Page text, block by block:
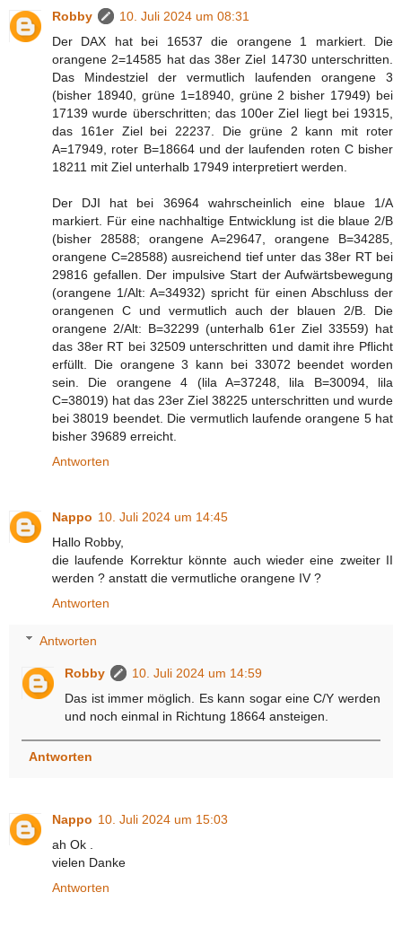
Robby
10. Juli 2024 um 08:31
Der DAX hat bei 16537 die orangene 1 markiert. Die
orangene 2=14585 hat das 38er Ziel 14730 unterschritten.
Das Mindestziel der vermutlich laufenden orangene 3
(bisher 18940, grüne 1=18940, grüne 2 bisher 17949) bei
17139 wurde überschritten; das 100er Ziel liegt bei 19315,
das 161er Ziel bei 22237. Die grüne 2 kann mit roter
A=17949, roter B=18664 und der laufenden roten C bisher
18211 mit Ziel unterhalb 17949 interpretiert werden.
Der DJI hat bei 36964 wahrscheinlich eine blaue 1/A
markiert. Für eine nachhaltige Entwicklung ist die blaue 2/B
(bisher 28588; orangene A=29647, orangene B=34285,
orangene C=28588) ausreichend tief unter das 38er RT bei
29816 gefallen. Der impulsive Start der Aufwärtsbewegung
(orangene 1/Alt: A=34932) spricht für einen Abschluss der
orangenen C und vermutlich auch der blauen 2/B. Die
orangene 2/Alt: B=32299 (unterhalb 61er Ziel 33559) hat
das 38er RT bei 32509 unterschritten und damit ihre Pflicht
erfüllt. Die orangene 3 kann bei 33072 beendet worden
sein. Die orangene 4 (lila A=37248, lila B=30094, lila
C=38019) hat das 23er Ziel 38225 unterschritten und wurde
bei 38019 beendet. Die vermutlich laufende orangene 5 hat
bisher 39689 erreicht.
Antworten
Nappo 10. Juli 2024 um 14:45
Hallo Robby,
die laufende Korrektur könnte auch wieder eine zweiter II
werden ? anstatt die vermutliche orangene IV ?
Antworten
Antworten
Robby
10. Juli 2024 um 14:59
Das ist immer möglich. Es kann sogar eine C/Y werden
und noch einmal in Richtung 18664 ansteigen.
Antworten
Nappo 10. Juli 2024 um 15:03
ah Ok .
vielen Danke
Antworten